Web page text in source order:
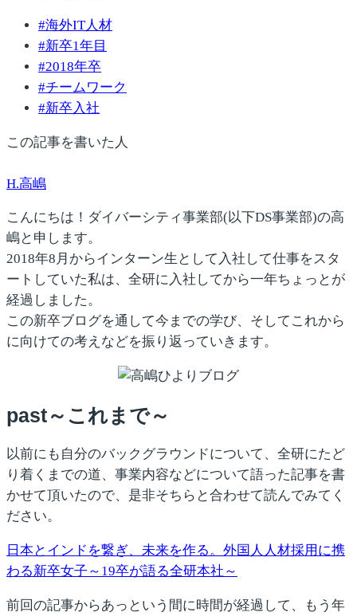
#海外IT人材
#新卒1年目
#2018年卒
#チームワーク
#新卒入社
この記事を書いた人
H.高嶋
こんにちは！ダイバーシティ事業部(以下DS事業部)の高
嶋と申します。
2018年8月からインターン生として入社して仕事をスタ
ートしていた私は、全研に入社してから一年ちょっとが
経過しました。
この新卒ブログを通して今までの学び、そしてこれから
に向けての考えなどを振り返っていきます。
past～これまで～
以前にも自分のバックグラウンドについて、全研にたど
り着くまでの道、事業内容などについて語った記事を書
かせて頂いたので、是非そちらと合わせて読んでみてく
ださい。
日本とインドを繋ぎ、未来を作る。外国人人材採用に携
わる新卒女子～19卒が語る全研本社～
前回の記事からあっという間に時間が経過して、もう年